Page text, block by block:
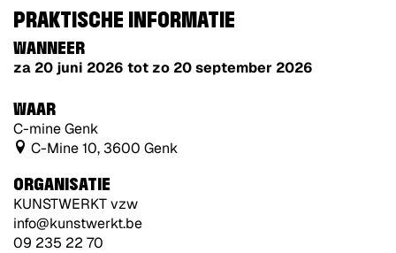
PRAKTISCHE INFORMATIE
WANNEER
za 20 juni 2026 totzo 20 september 2026
WAAR
C-mine Genk
C-Mine 10, 3600 Genk
ORGANISATIE
KUNSTWERKT vzw
info@kunstwerkt.be
09 235 22 70